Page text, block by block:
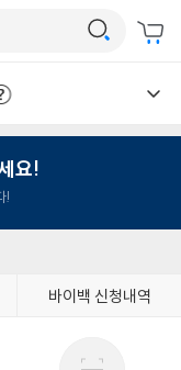
요!
!
바이백 신청내역